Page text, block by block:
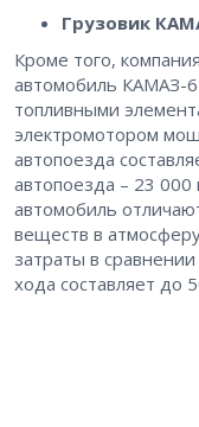
Грузовик
Кроме того,
автомобиль КАМАЗ-
топливными
электромотором
автопоезда
автопоезда – 23
автомобиль
веществ в
затраты в
хода составляет до